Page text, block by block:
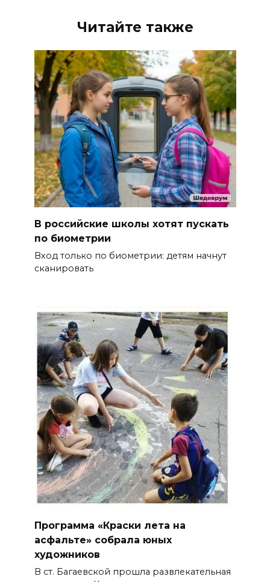
Читайте также
В российские школы хотят пускать
по биометрии
Вход только по биометрии: детям начнут
сканировать
Программа «Краски лета на
асфальте» собрала юных
художников
В ст. Багаевской прошла развлекательная